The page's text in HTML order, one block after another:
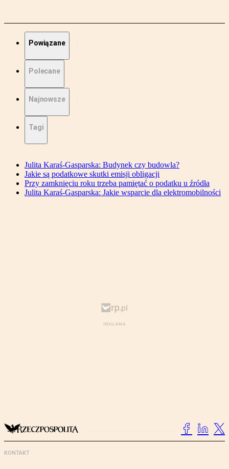
Powiązane
Polecane
Najnowsze
Tagi
Julita Karaś-Gasparska: Budynek czy budowla?
Jakie są podatkowe skutki emisji obligacji
Przy zamknięciu roku trzeba pamiętać o podatku u źródła
Julita Karaś-Gasparska: Jakie wsparcie dla elektromobilności
KONTAKT